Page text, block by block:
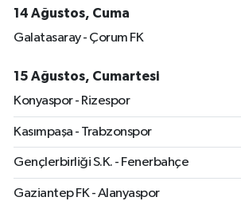
14 Ağustos, Cuma
Galatasaray - Çorum FK
15 Ağustos, Cumartesi
Konyaspor - Rizespor
Kasımpaşa - Trabzonspor
Gençlerbirliği S.K. - Fenerbahçe
Gaziantep FK - Alanyaspor